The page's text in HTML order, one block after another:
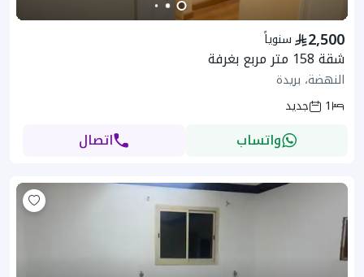
سنوياً 2,500
شقة 158 متر مربع بغرفة
النهضة، بريدة
1
جديد
واتساب اتصال